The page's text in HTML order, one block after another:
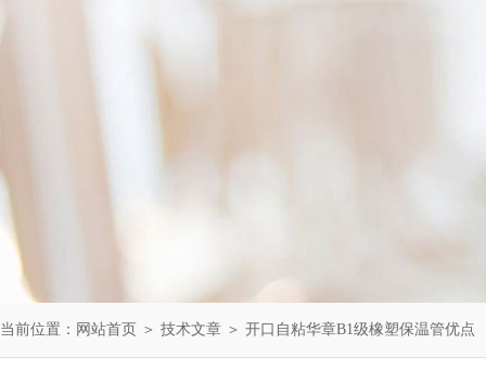
当前位置： 网站首页 ＞ 技术文章 ＞ 开口自粘华章B1级橡塑保温管优点